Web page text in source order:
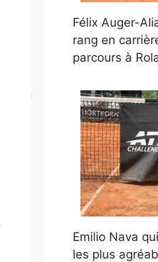
Félix Auger-
rang en
parcours à
Emilio Nava
les plus